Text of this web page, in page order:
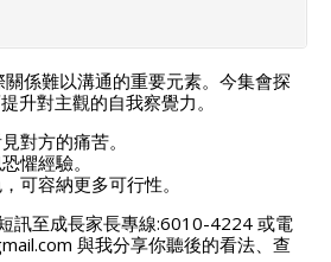
關係難以溝通的重要元素。今集會探
升對主觀的自我察覺力。
對方的痛苦。
懼經驗。
可容納更多可行性。
訊至成長家長專線:6010-4224 或電
與我分享你聽後的看法、查